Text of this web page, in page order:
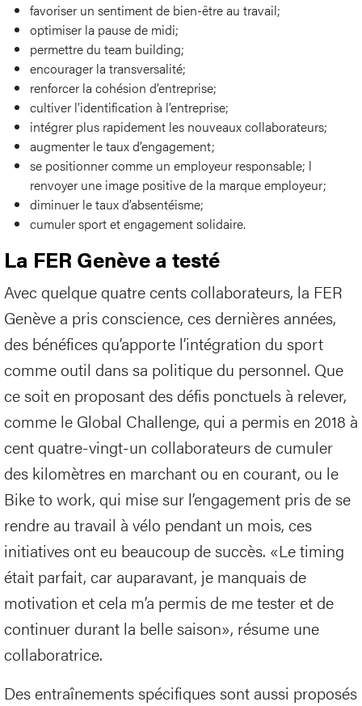
favoriser un sentiment de bien-être au travail;
optimiser la pause de midi;
permettre du team building;
encourager la transversalité;
renforcer la cohésion d’entreprise;
cultiver l’identification à l’entreprise;
intégrer plus rapidement les nouveaux collaborateurs;
augmenter le taux d’engagement;
se positionner comme un employeur responsable; l
renvoyer une image positive de la marque employeur;
diminuer le taux d’absentéisme;
cumuler sport et engagement solidaire.
La FER Genève a testé
Avec quelque quatre cents collaborateurs, la FER
Genève a pris conscience, ces dernières années,
des bénéfices qu’apporte l’intégration du sport
comme outil dans sa politique du personnel. Que
ce soit en proposant des défis ponctuels à relever,
comme le Global Challenge, qui a permis en 2018 à
cent quatre-vingt-un collaborateurs de cumuler
des kilomètres en marchant ou en courant, ou le
Bike to work, qui mise sur l’engagement pris de se
rendre au travail à vélo pendant un mois, ces
initiatives ont eu beaucoup de succès. «Le timing
était parfait, car auparavant, je manquais de
motivation et cela m’a permis de me tester et de
continuer durant la belle saison», résume une
collaboratrice.
Des entraînements spécifiques sont aussi proposés